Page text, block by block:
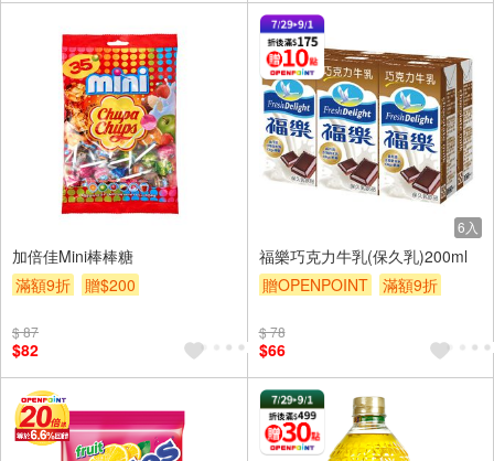
加倍佳Mini棒棒糖
滿額9折
贈$200
$ 87
$82
6入
福樂巧克力牛乳(保久乳)200ml
贈OPENPOINT
滿額9折
$ 78
$66